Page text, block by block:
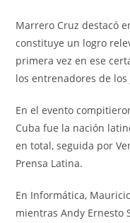
Marrero Cruz destacó
constituye un logro
primera vez en ese
los entrenadores de los
En el evento
Cuba fue la nación
en total, seguida por
Prensa Latina.
En Informática,
mientras Andy Ernesto